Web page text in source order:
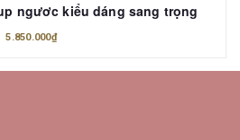
ngươc kiểu dáng sang trọng
5.850.000₫